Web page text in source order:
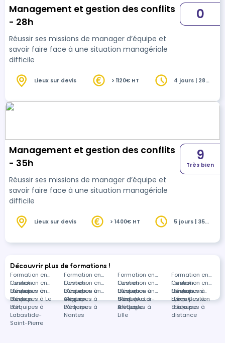
Management et gestion des conflits
- 28h
Réussir ses missions de manager d’équipe et
savoir faire face à une situation managériale
difficile
0
Lieux sur devis > 1120€ HT
4 jours | 28
Management et gestion des conflits
- 35h
Réussir ses missions de manager d’équipe et
savoir faire face à une situation managériale
difficile
9
Très bien
Lieux sur devis > 1400€ HT
5 jours | 35
Découvrir plus de formations !
Formation en
Gestion
d'équipes à
Paris
Formation en
Gestion
d'équipes à
Angers
Formation en
Gestion
d'équipes à
Saint-Victor-
la-Coste
Formation en
Gestion
d'équipes à
Lyon
Formation en
Gestion
d'équipes à Le
Port
Formation en
Gestion
d'équipes à
Pontoise
Formation en
Gestion
d'équipes à
Annecy
Formation en
Gestion
d'équipes à
Toulouse
Formation en
Gestion
d'équipes à
Labastide-
Saint-Pierre
Formation en
Gestion
d'équipes à
Nantes
Formation en
Gestion
d'équipes à
Lille
Formations
dans Gestion
d'équipes à
distance